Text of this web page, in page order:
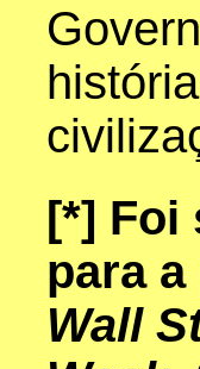
[*] Foi
para
Wall